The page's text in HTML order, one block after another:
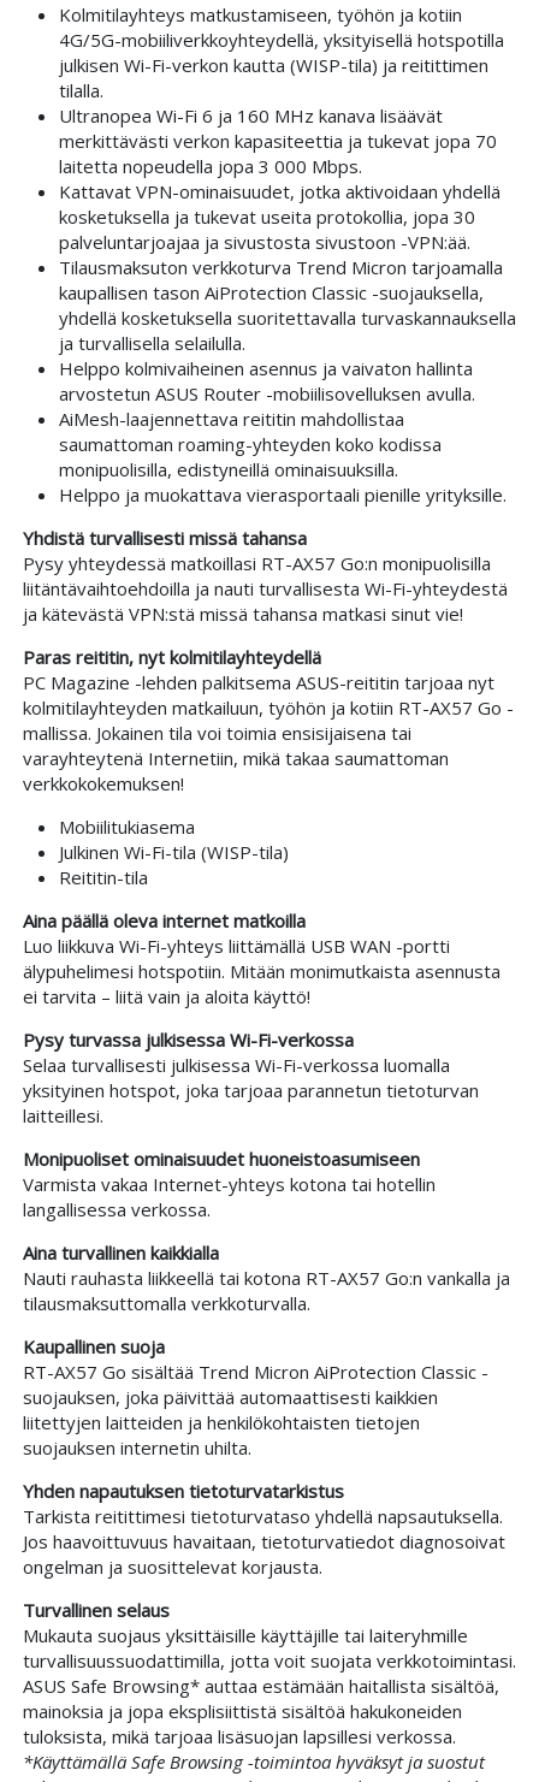
Kolmitilayhteys matkustamiseen, työhön ja kotiin
4G/5G-mobiiliverkkoyhteydellä, yksityisellä hotspotilla
julkisen Wi-Fi-verkon kautta (WISP-tila) ja reitittimen
tilalla.
Ultranopea Wi-Fi 6 ja 160 MHz kanava lisäävät
merkittävästi verkon kapasiteettia ja tukevat jopa 70
laitetta nopeudella jopa 3 000 Mbps.
Kattavat VPN-ominaisuudet, jotka aktivoidaan yhdellä
kosketuksella ja tukevat useita protokollia, jopa 30
palveluntarjoajaa ja sivustosta sivustoon -VPN:ää.
Tilausmaksuton verkkoturva Trend Micron tarjoamalla
kaupallisen tason AiProtection Classic -suojauksella,
yhdellä kosketuksella suoritettavalla turvaskannauksella
ja turvallisella selailulla.
Helppo kolmivaiheinen asennus ja vaivaton hallinta
arvostetun ASUS Router -mobiilisovelluksen avulla.
AiMesh-laajennettava reititin mahdollistaa
saumattoman roaming-yhteyden koko kodissa
monipuolisilla, edistyneillä ominaisuuksilla.
Helppo ja muokattava vierasportaali pienille yrityksille.
Yhdistä turvallisesti missä tahansa
Pysy yhteydessä matkoillasi RT-AX57 Go:n monipuolisilla
liitäntävaihtoehdoilla ja nauti turvallisesta Wi-Fi-yhteydestä
ja kätevästä VPN:stä missä tahansa matkasi sinut vie!
Paras reititin, nyt kolmitilayhteydellä
PC Magazine -lehden palkitsema ASUS-reititin tarjoaa nyt
kolmitilayhteyden matkailuun, työhön ja kotiin RT-AX57 Go -
mallissa. Jokainen tila voi toimia ensisijaisena tai
varayhteytenä Internetiin, mikä takaa saumattoman
verkkokokemuksen!
Mobiilitukiasema
Julkinen Wi-Fi-tila (WISP-tila)
Reititin-tila
Aina päällä oleva internet matkoilla
Luo liikkuva Wi-Fi-yhteys liittämällä USB WAN -portti
älypuhelimesi hotspotiin. Mitään monimutkaista asennusta
ei tarvita – liitä vain ja aloita käyttö!
Pysy turvassa julkisessa Wi-Fi-verkossa
Selaa turvallisesti julkisessa Wi-Fi-verkossa luomalla
yksityinen hotspot, joka tarjoaa parannetun tietoturvan
laitteillesi.
Monipuoliset ominaisuudet huoneistoasumiseen
Varmista vakaa Internet-yhteys kotona tai hotellin
langallisessa verkossa.
Aina turvallinen kaikkialla
Nauti rauhasta liikkeellä tai kotona RT-AX57 Go:n vankalla ja
tilausmaksuttomalla verkkoturvalla.
Kaupallinen suoja
RT-AX57 Go sisältää Trend Micron AiProtection Classic -
suojauksen, joka päivittää automaattisesti kaikkien
liitettyjen laitteiden ja henkilökohtaisten tietojen
suojauksen internetin uhilta.
Yhden napautuksen tietoturvatarkistus
Tarkista reitittimesi tietoturvataso yhdellä napsautuksella.
Jos haavoittuvuus havaitaan, tietoturvatiedot diagnosoivat
ongelman ja suosittelevat korjausta.
Turvallinen selaus
Mukauta suojaus yksittäisille käyttäjille tai laiteryhmille
turvallisuussuodattimilla, jotta voit suojata verkkotoimintasi.
ASUS Safe Browsing* auttaa estämään haitallista sisältöä,
mainoksia ja jopa eksplisiittistä sisältöä hakukoneiden
tuloksista, mikä tarjoaa lisäsuojan lapsillesi verkossa.
*Käyttämällä Safe Browsing -toimintoa hyväksyt ja suostut